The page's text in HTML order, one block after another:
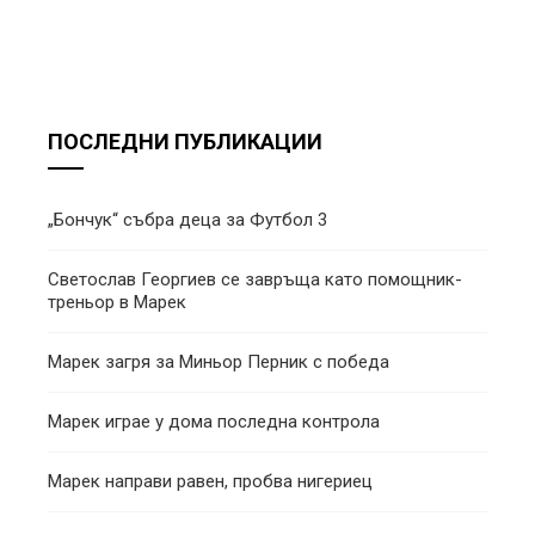
ПОСЛЕДНИ ПУБЛИКАЦИИ
„Бончук“ събра деца за Футбол 3
Светослав Георгиев се завръща като помощник-
треньор в Марек
Марек загря за Миньор Перник с победа
Марек играе у дома последна контрола
Марек направи равен, пробва нигериец